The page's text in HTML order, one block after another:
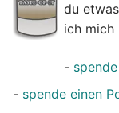
du
ich mich
-
- spende einen